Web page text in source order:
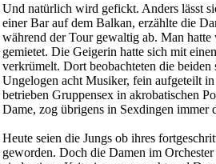
Und natürlich wird gefickt. Anders lässt
einer Bar auf dem Balkan, erzählte die
während der Tour gewaltig ab. Man
gemietet. Die Geigerin hatte sich mit
verkrümelt. Dort beobachteten die beiden
Ungelogen acht Musiker, fein aufgeteilt
betrieben Gruppensex in akrobatischen
Dame, zog übrigens in Sexdingen immer
Heute seien die Jungs ob ihres
geworden. Doch die Damen im